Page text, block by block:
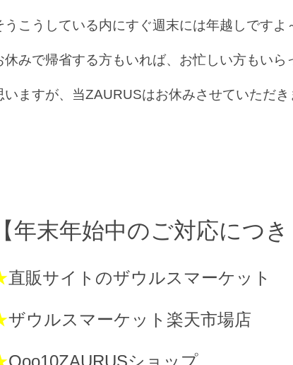
うこうしている内にすぐ週末には年越しですよ
休みで帰省する方もいれば、お忙しい方もいら
いますが、当ZAURUSはお休みさせていただ
【年末年始中のご対応につ
直販サイトのザウルスマーケット
ザウルスマーケット楽天市場店
Qoo10ZAURUSショップ